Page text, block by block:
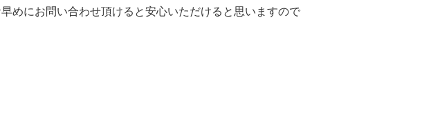
めにお問い合わせ頂けると安心いただけると思いますので